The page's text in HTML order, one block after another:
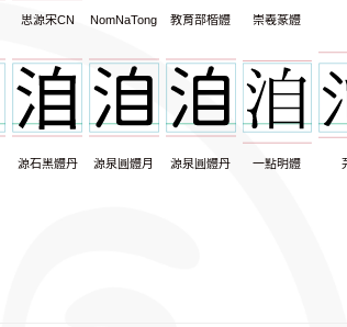
思源宋CN NomNaTong 教育部楷體 崇羲篆體
源石黑體丹 源泉圓體月 源泉圓體丹 一點明體